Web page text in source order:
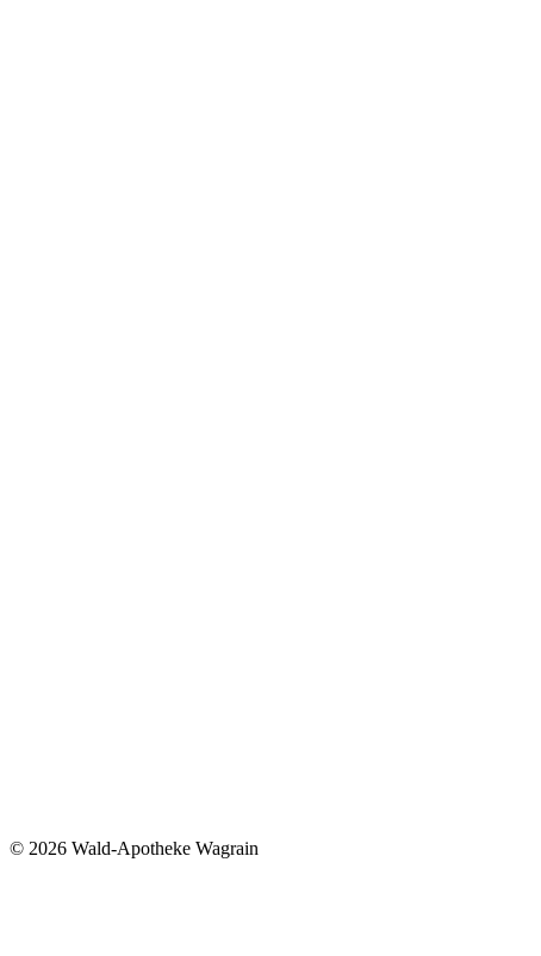
© 2026 Wald-Apotheke Wagrain